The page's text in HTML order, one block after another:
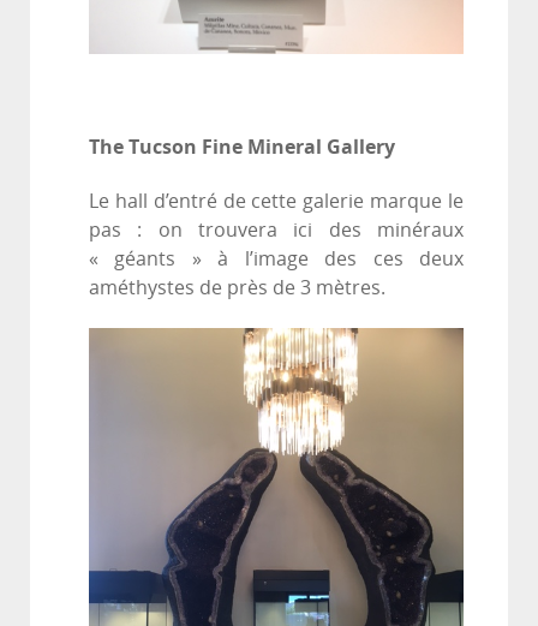
The Tucson Fine Mineral Gallery
Le hall d’entré de cette galerie marque le
pas : on trouvera ici des minéraux
« géants » à l’image des ces deux
améthystes de près de 3 mètres.